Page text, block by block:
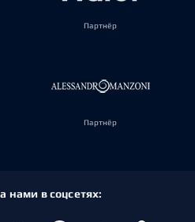
Партнёр
Партнёр
нами в соцсетях: